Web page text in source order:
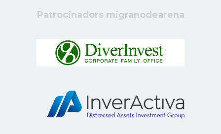
Patrocinadors migranodearena